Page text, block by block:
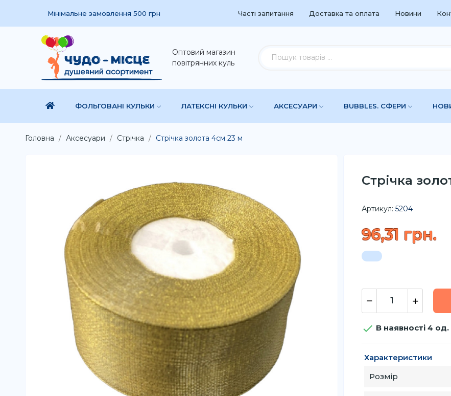
Мінімальне замовлення 500 грн Часті запитання Доставка та оплата Новини
Оптовий магазин
повітрянних куль
ФОЛЬГОВАНІ КУЛЬКИ ЛАТЕКСНІ КУЛЬКИ АКСЕСУАРИ BUBBLES. СФЕРИ
Головна Аксесуари Стрічка Стрічка золота 4см 23 м
Стрічка
Артикул: 5204
96,31 грн.
 В наявності 4 од.
Характеристики
Розмір